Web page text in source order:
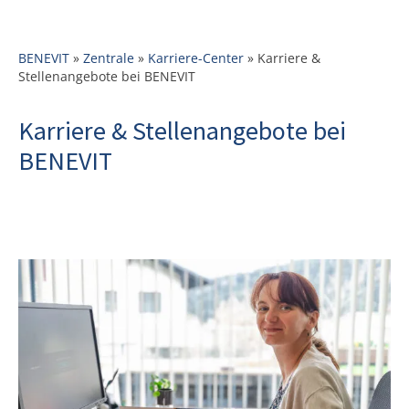
BENEVIT » Zentrale » Karriere-Center » Karriere &
Stellenangebote bei BENEVIT
Karriere & Stellenangebote bei
BENEVIT